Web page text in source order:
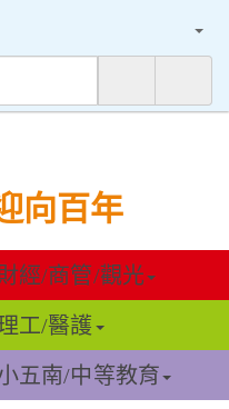
向百年
經/商管/觀光
工/醫護
五南/中等教育